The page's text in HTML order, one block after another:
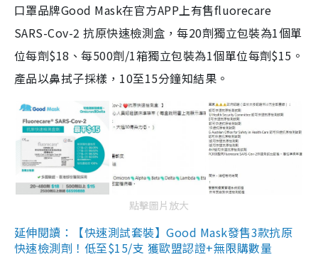
口罩品牌Good Mask在官方APP上有售fluorecare
SARS-Cov-2 抗原快速檢測盒，每20劑獨立包裝為1個單
位每劑$18、每500劑/1箱獨立包裝為1個單位每劑$15。
產品以鼻拭子採樣，10至15分鐘知結果。
點擊圖片放大
延伸閱讀：【快速測試套裝】Good Mask發售3款抗原
快速檢測劑！低至$15/支 獲歐盟認證+無限購數量